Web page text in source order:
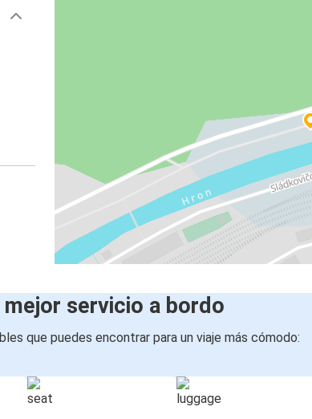
mejor servicio a bordo
que puedes encontrar para un viaje más cómodo: